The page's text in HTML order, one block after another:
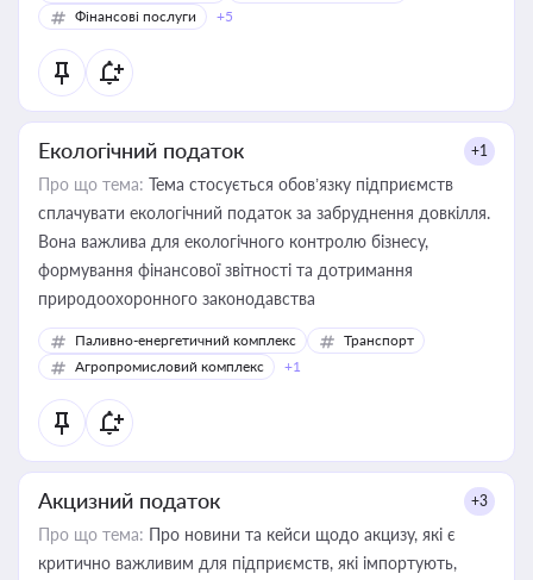
Фінансові послуги
+5
Екологічний податок +1
Про що тема: Тема стосується обов’язку підприємств
сплачувати екологічний податок за забруднення довкілля.
Вона важлива для екологічного контролю бізнесу,
формування фінансової звітності та дотримання
природоохоронного законодавства
Паливно-енергетичний комплекс
Транспорт
Агропромисловий комплекс
+1
Акцизний податок +3
Про що тема: Про новини та кейси щодо акцизу, які є
критично важливим для підприємств, які імпортують,